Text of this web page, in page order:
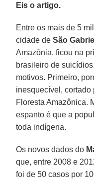
Eis o artigo.
Entre os mais de 5
cidade deSão
Amazônia, ficou na
brasileiro de
motivos. Primeiro,
inesquecível, cortado
Floresta Amazônica.
espanto é que a
toda indígena.
Os novos dados do
que, entre 2008 e
foi de 50 casos por